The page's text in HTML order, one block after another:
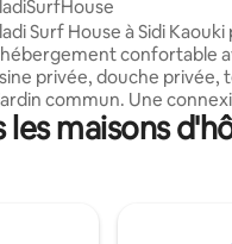
Surf House à Sidi
confortable
privée, douche privée,
commun. Une
et un parking privé
La maison propose
maisons